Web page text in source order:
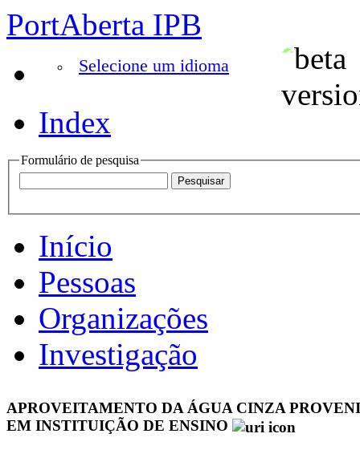
PortAberta IPB
Selecione um idioma
Index
Formulário de pesquisa
Início
Pessoas
Organizações
Investigação
APROVEITAMENTO DA ÁGUA CINZA
EM INSTITUIÇÃO DE ENSINO